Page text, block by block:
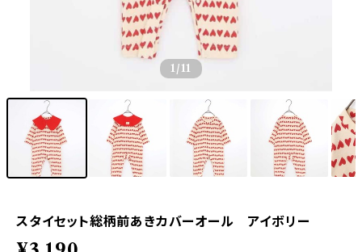
1 /11
スタイセット総柄前あきカバーオール アイボリー